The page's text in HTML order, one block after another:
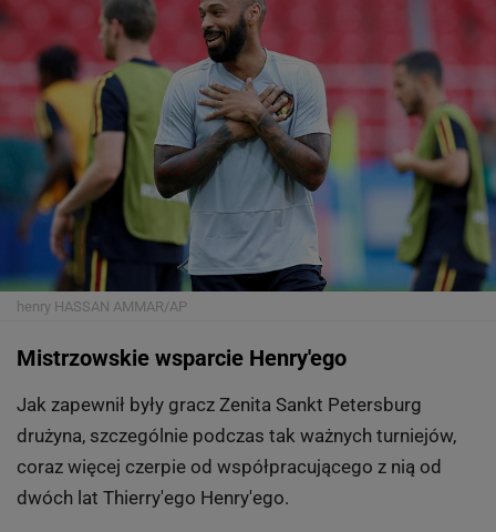
henry HASSAN AMMAR/AP
Mistrzowskie wsparcie Henry'ego
Jak zapewnił były gracz Zenita Sankt Petersburg
drużyna, szczególnie podczas tak ważnych turniejów,
coraz więcej czerpie od współpracującego z nią od
dwóch lat Thierry'ego Henry'ego.